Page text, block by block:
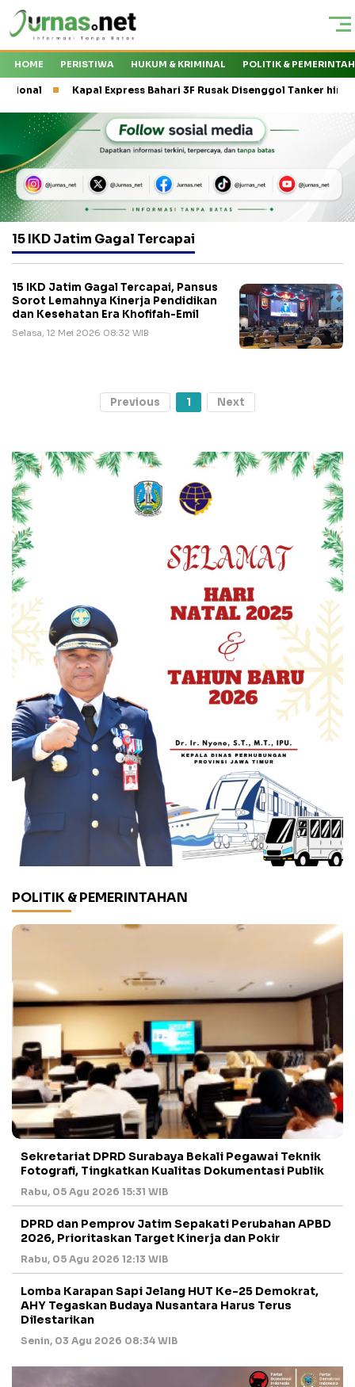
HOME PERISTIWA HUKUM & KRIMINAL POLITIK &
Kapal Express Bahari 3F Rusak Disenggol Tanker hingga
15 IKD Jatim Gagal Tercapai
15 IKD Jatim Gagal Tercapai, Pansus
Sorot Lemahnya Kinerja Pendidikan
dan Kesehatan Era Khofifah-Emil
Selasa, 12 Mei 2026 08:32 WIB
Previous 1 Next
POLITIK & PEMERINTAHAN
Sekretariat DPRD Surabaya Bekali Pegawai Teknik
Fotografi, Tingkatkan Kualitas Dokumentasi Publik
Rabu, 05 Agu 2026 15:31 WIB
DPRD dan Pemprov Jatim Sepakati Perubahan APBD
2026, Prioritaskan Target Kinerja dan Pokir
Rabu, 05 Agu 2026 12:13 WIB
Lomba Karapan Sapi Jelang HUT Ke-25 Demokrat,
AHY Tegaskan Budaya Nusantara Harus Terus
Dilestarikan
Senin, 03 Agu 2026 08:34 WIB